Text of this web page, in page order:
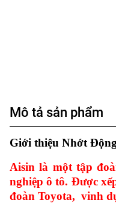
Mô tả sản phẩm
Giới thiệu Nhớt
Aisin là một tập
nghiệp ô tô. Được
đoàn Toyota, vinh